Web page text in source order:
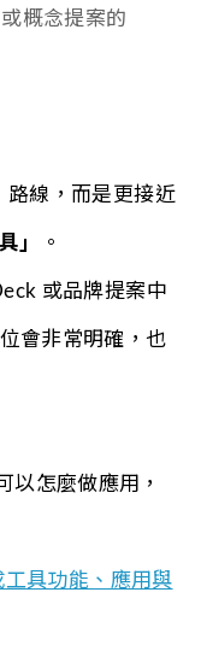
概念提案的
路線，而是更接近
」 。
或品牌提案中
會非常明確，也
以怎麼做應用，
具功能、應用與